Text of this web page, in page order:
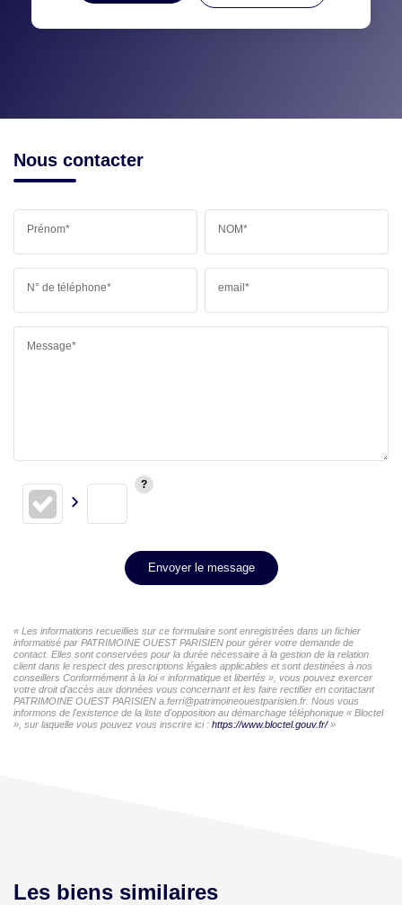
Nous contacter
Prénom* NOM*
N° de téléphone* email*
Message*
Envoyer le message
« Les informations recueillies sur ce formulaire sont enregistrées dans un fichier
informatisé par PATRIMOINE OUEST PARISIEN pour gérer votre demande de
contact. Elles sont conservées pour la durée nécessaire à la gestion de la relation
client dans le respect des prescriptions légales applicables et sont destinées à nos
conseillers Conformément à la loi « informatique et libertés », vous pouvez exercer
votre droit d'accès aux données vous concernant et les faire rectifier en contactant
PATRIMOINE OUEST PARISIEN a.ferri@patrimoineouestparisien.fr. Nous vous
informons de l'existence de la liste d'opposition au démarchage téléphonique « Bloctel
», sur laquelle vous pouvez vous inscrire ici : https://www.bloctel.gouv.fr/»
Les biens similaires